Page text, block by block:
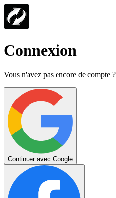
Connexion
Vous n'avez pas encore de compte ?
Continuer avec Google